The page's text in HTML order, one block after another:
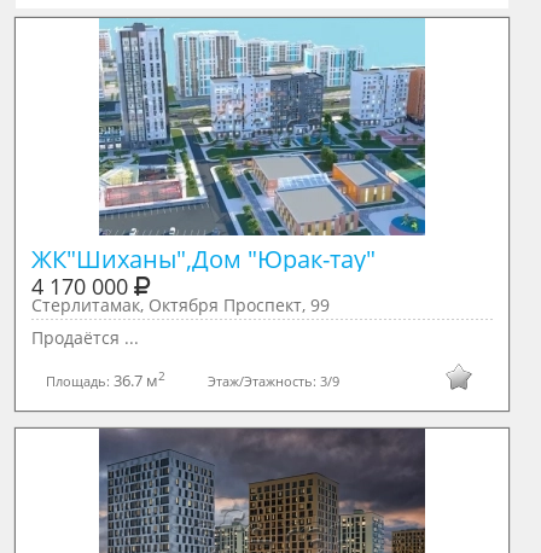
ЖК"Шиханы",Дом "Юрак-тау"
4 170 000
Стерлитамак, Октября Проспект, 99
Продаётся ...
Площадь:36.7 м2 Этаж/Этажность: 3/9